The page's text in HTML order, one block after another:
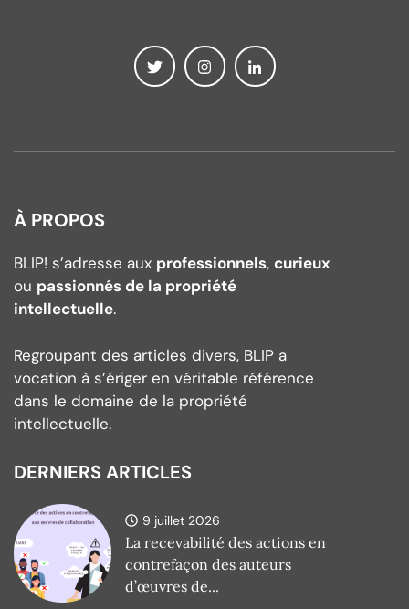
À PROPOS
BLIP! s’adresse aux professionnels, curieux
ou passionnés de la propriété
intellectuelle.
Regroupant des articles divers, BLIP a
vocation à s’ériger en véritable référence
dans le domaine de la propriété
intellectuelle.
DERNIERS ARTICLES
9 juillet 2026
La recevabilité des actions en
contrefaçon des auteurs
d’œuvres de...